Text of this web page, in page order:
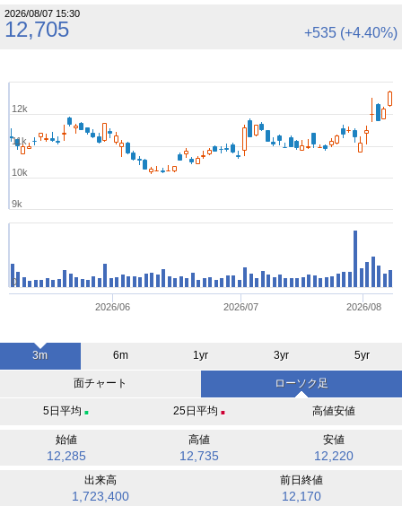
2026/08/07 15:30
12,705 +535 (+4.40%)
2026/06 2026/07 2026/08
9k
10k
11k
12k
0
3m 6m 1yr 3yr 5yr
面チャート ローソク足
5日平均 ■ 25日 平均 ■ 高値安値
始値
12,285
高値
12,735
安値
12,220
出来高
1,723,400
前日終値
12,170